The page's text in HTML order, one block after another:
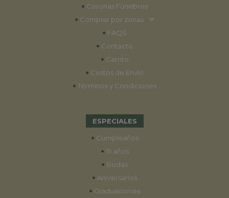
• Coronas Fúnebres
• Comprar por zonas
• FAQS
• Contacto
• Carrito
• Costos de Envío
• Términos y Condiciones
ESPECIALES
• Cumpleaños
• 15 años
• Bodas
• Aniversarios
• Graduaciones